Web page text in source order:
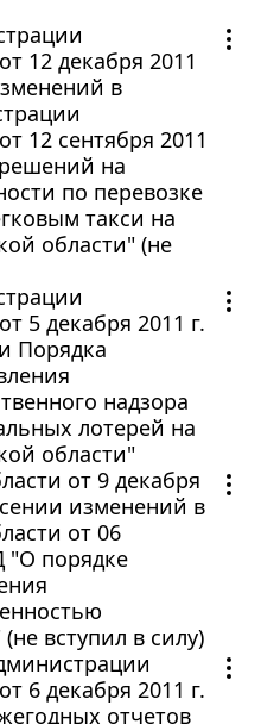
12 декабря 2011
в
12 сентября 2011
на
по перевозке
такси на
области" (не
5 декабря 2011 г.
Порядка
надзора
лотерей на
области"
от 9 декабря
изменений в
от 06
"О порядке
вступил в силу)
6 декабря 2011 г.
отчетов